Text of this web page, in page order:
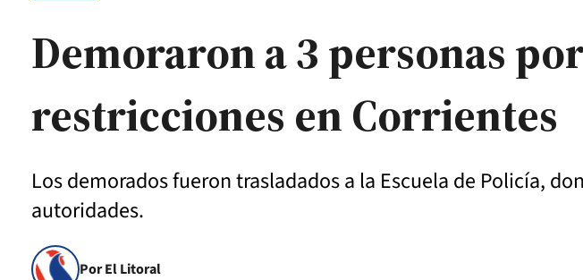
Demoraron a 3 personas
restricciones en Corrientes
Los demorados fueron trasladados a la Escuela de Policía,
autoridades.
Por El Litoral